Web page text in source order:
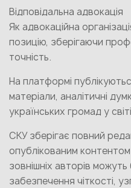
Відповідальна адвокація
Як адвокаційна
позицію, зберігаючи
точність.
На платформі
матеріали, аналітичні
українських громад у
СКУ зберігає повний
опублікованим
зовнішніх авторів
забезпечення чіткості,